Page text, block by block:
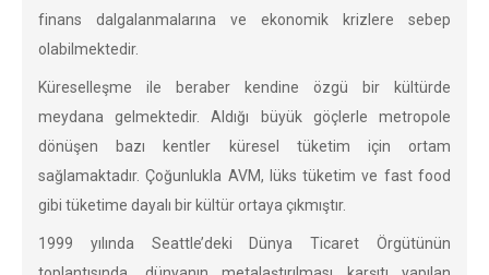
finans dalgalanmalarına ve ekonomik krizlere sebep
olabilmektedir.
Küreselleşme ile beraber kendine özgü bir kültürde
meydana gelmektedir. Aldığı büyük göçlerle metropole
dönüşen bazı kentler küresel tüketim için ortam
sağlamaktadır. Çoğunlukla AVM, lüks tüketim ve fast food
gibi tüketime dayalı bir kültür ortaya çıkmıştır.
1999 yılında Seattle’deki Dünya Ticaret Örgütünün